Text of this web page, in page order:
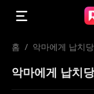
홈 / 악마에게 납치
악마에게 납치